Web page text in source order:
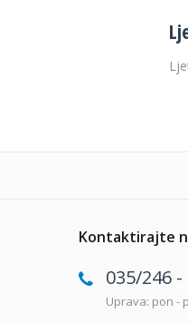
Kontaktirajte
035/246 -
Uprava: pon -